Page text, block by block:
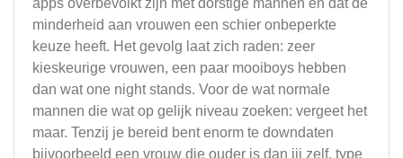
minderheid aan vrouwen een schier onbeperkte
keuze heeft. Het gevolg laat zich raden: zeer
kieskeurige vrouwen, een paar mooiboys hebben
dan wat one night stands. Voor de wat normale
mannen die wat op gelijk niveau zoeken: vergeet het
maar. Tenzij je bereid bent enorm te downdaten
bijvoorbeeld een vrouw die ouder is dan jij zelf, type